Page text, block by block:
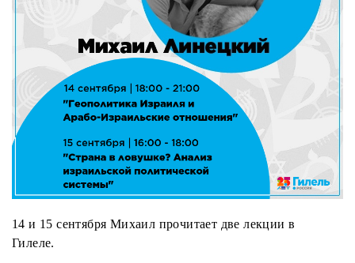
14 и 15 сентября Михаил прочитает две лекции в
Гилеле.